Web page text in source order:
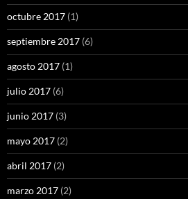
octubre 2017 (1)
septiembre 2017 (6)
agosto 2017 (1)
julio 2017 (6)
junio 2017 (3)
mayo 2017 (2)
abril 2017 (2)
marzo 2017 (2)